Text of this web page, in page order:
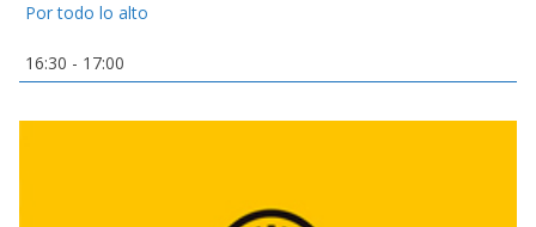
Por todo lo alto
16:30 - 17:00